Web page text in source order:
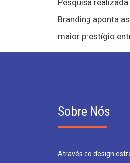
Pesquisa
Branding aponta
maior prestígio
Sobre Nós
Através do design